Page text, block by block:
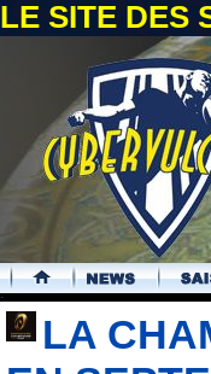
LE SITE DES
.
LA